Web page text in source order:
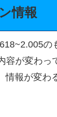
情報
の
容が変わっ
情報が変わ